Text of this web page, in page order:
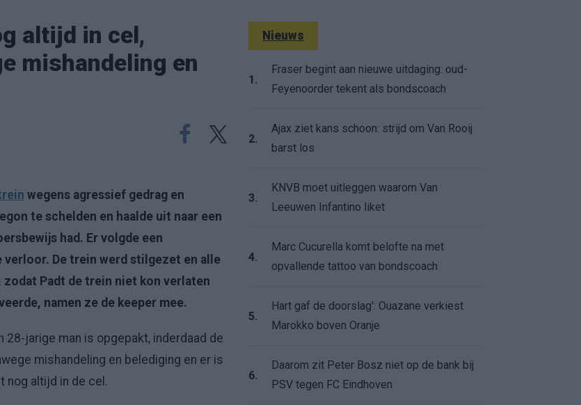
altijd in cel,
mishandeling en
wegens agressief gedrag en
te schelden en haalde uit naar een
had. Er volgde een
verloor. De trein werd stilgezet en alle
Padt de trein niet kon verlaten
namen ze de keeper mee.
jarige man is opgepakt, inderdaad de
mishandeling en belediging en er is
nog altijd in de cel.
Nieuws
1.
Fraser begint aan nieuwe uitdaging: oud-
Feyenoorder tekent als bondscoach
2.
Ajax ziet kans schoon: strijd om Van Rooij
barst los
3.
KNVB moet uitleggen waarom Van
Leeuwen Infantino liket
4.
Marc Cucurella komt belofte na met
opvallende tattoo van bondscoach
5.
Hart gaf de doorslag': Ouazane verkiest
Marokko boven Oranje
6.
Daarom zit Peter Bosz niet op de bank bij
PSV tegen FC Eindhoven